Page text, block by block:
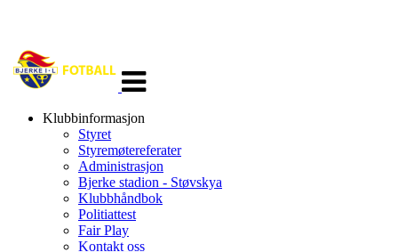
navigasjon
Klubbinformasjon
Styret
Styremøtereferater
Administrasjon
Bjerke stadion - Støvskya
Klubbhåndbok
Politiattest
Fair Play
Kontakt oss